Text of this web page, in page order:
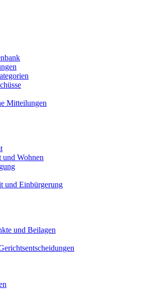
Mitteilungen
und Wohnen
und Einbürgerung
und Beilagen